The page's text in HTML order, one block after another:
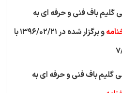
گلیم باف فنی و حرفه ای به
و برگزار شده در 1396/02/21 با
گلیم باف فنی و حرفه ای به